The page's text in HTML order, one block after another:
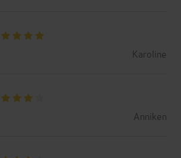
Karoline
Anniken